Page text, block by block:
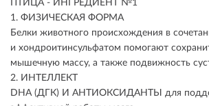
ПТИЦА - ИНГРЕДИЕНТ №1
1. ФИЗИЧЕСКАЯ ФОРМА
Белки животного происхождения в
и хондроитинсульфатом помогают
мышечную массу, а также подвижность
2. ИНТЕЛЛЕКТ
DHA (ДГК) И АНТИОКСИДАНТЫ для